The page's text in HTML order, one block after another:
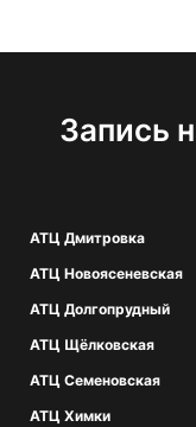
Запись
АТЦ Дмитровка
АТЦ Новоясеневская
АТЦ Долгопрудный
АТЦ Щёлковская
АТЦ Семеновская
АТЦ Химки